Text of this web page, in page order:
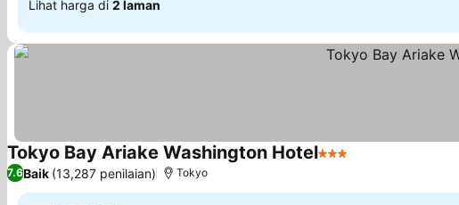
Lihat harga di 2 laman
Tokyo Bay Ariake Washington Hotel3 Bintang
7.6Baik (13,287 penilaian) Tokyo